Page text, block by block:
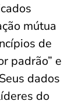
mútua
de
padrão” e
dados
do